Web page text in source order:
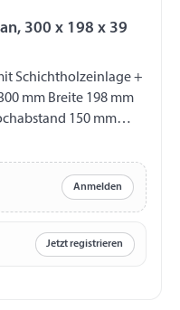
300 x 198 x 39
Schichtholzeinlage +
198 mm
150 mm
Anmelden
Jetzt registrieren